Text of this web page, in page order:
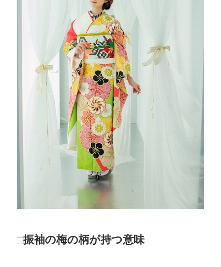
□振袖の梅の柄が持つ意味